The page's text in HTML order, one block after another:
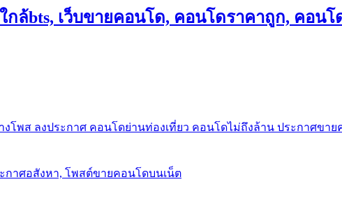
ล้bts, เว็บขายคอนโด, คอนโดราคาถูก, คอนโ
งโพส ลงประกาศ คอนโดย่านท่องเที่ยว คอนโดไม่ถึงล้าน ประกาศขา
าศอสังหา, โพสต์ขายคอนโดบนเน็ต